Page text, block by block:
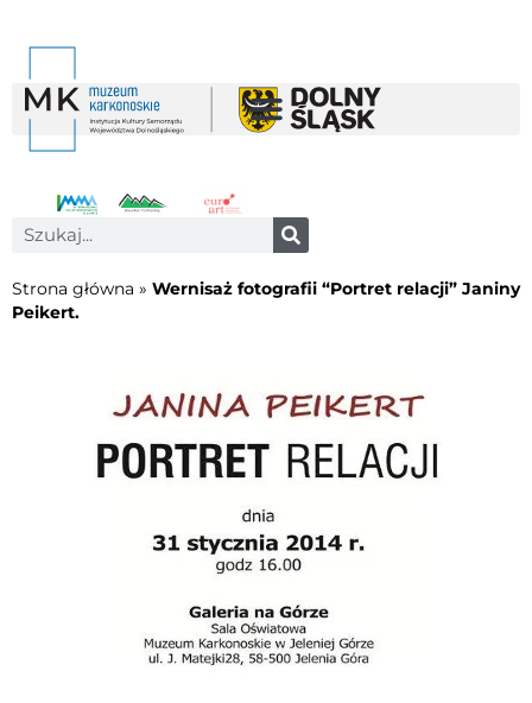
Strona główna » Wernisaż fotografii “Portret relacji” Janiny
Peikert.